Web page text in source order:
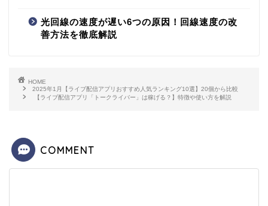
光回線の速度が遅い6つの原因！回線速度の改
善方法を徹底解説
HOME
2025年1月【ライブ配信アプリおすすめ人気ランキング10選】20個から比較
【ライブ配信アプリ「トークライバー」は稼げる？】特徴や使い方を解説
COMMENT